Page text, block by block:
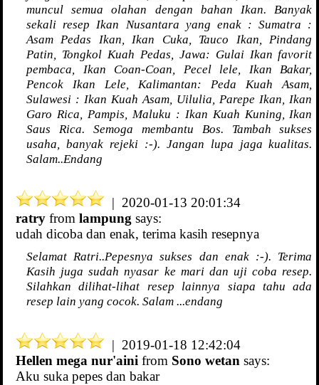
muncul semua olahan dengan bahan Ikan. Banyak
sekali resep Ikan Nusantara yang enak : Sumatra :
Asam Pedas Ikan, Ikan Cuka, Tauco Ikan, Pindang
Patin, Tongkol Kuah Pedas, Jawa: Gulai Ikan favorit
pembaca, Ikan Coan-Coan, Pecel lele, Ikan Bakar,
Pencok Ikan Lele, Kalimantan: Peda Kuah Asam,
Sulawesi : Ikan Kuah Asam, Uilulia, Parepe Ikan, Ikan
Garo Rica, Pampis, Maluku : Ikan Kuah Kuning, Ikan
Saus Rica. Semoga membantu Bos. Tambah sukses
usaha, banyak rejeki :-). Jangan lupa jaga kualitas.
Salam..Endang
| 2020-01-13 20:01:34
ratry from lampung says:
udah dicoba dan enak, terima kasih resepnya
Selamat Ratri..Pepesnya sukses dan enak :-). Terima
Kasih juga sudah nyasar ke mari dan uji coba resep.
Silahkan dilihat-lihat resep lainnya siapa tahu ada
resep lain yang cocok. Salam ...endang
| 2019-01-18 12:42:04
Hellen mega nur'aini from Sono wetan says:
Aku suka pepes dan bakar